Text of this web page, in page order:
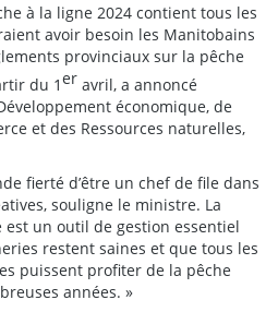
à la ligne 2024 contient tous les
avoir besoin les Manitobains
provinciaux sur la pêche
du 1er avril, a annoncé
économique, de
et des Ressources naturelles,
fierté d’être un chef de file dans
souligne le ministre. La
un outil de gestion essentiel
restent saines et que tous les
puissent profiter de la pêche
années. »